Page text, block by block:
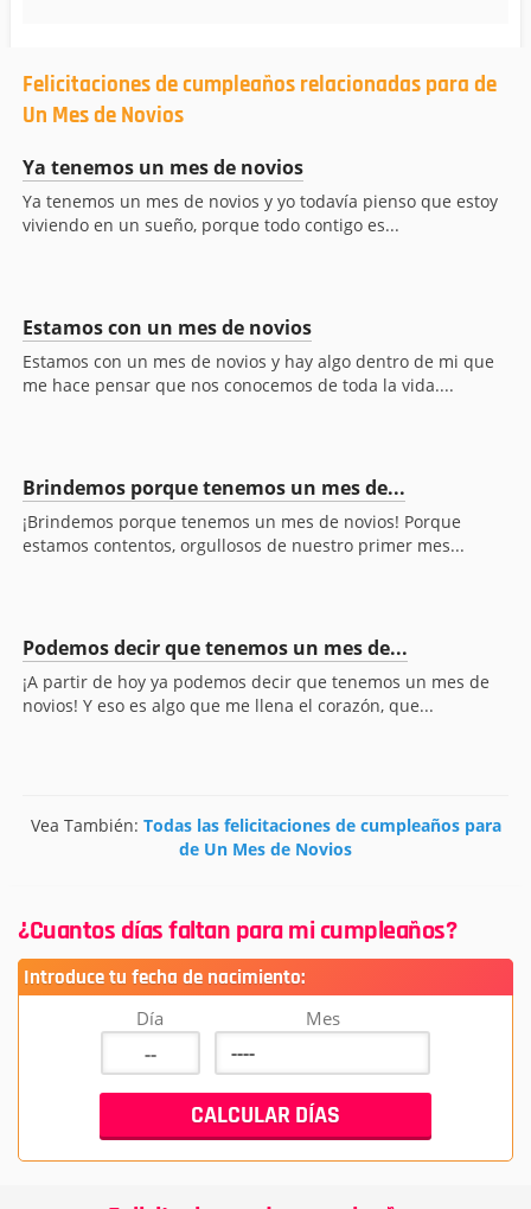
Felicitaciones de cumpleaños relacionadas para de
Un Mes de Novios
Ya tenemos un mes de novios
Ya tenemos un mes de novios y yo todavía pienso que estoy
viviendo en un sueño, porque todo contigo es...
Estamos con un mes de novios
Estamos con un mes de novios y hay algo dentro de mi que
me hace pensar que nos conocemos de toda la vida....
Brindemos porque tenemos un mes de...
¡Brindemos porque tenemos un mes de novios! Porque
estamos contentos, orgullosos de nuestro primer mes...
Podemos decir que tenemos un mes de...
¡A partir de hoy ya podemos decir que tenemos un mes de
novios! Y eso es algo que me llena el corazón, que...
Vea También: Todas las felicitaciones de cumpleaños para
de Un Mes de Novios
¿Cuantos días faltan para mi cumpleaños?
Introduce tu fecha de nacimiento:
Día Mes